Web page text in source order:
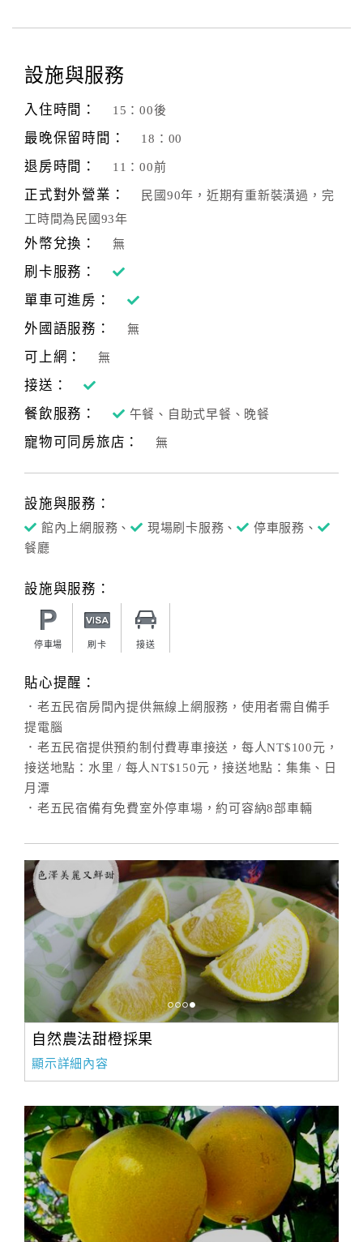
設施與服務
入住時間： 15：00後
最晚保留時間： 18：00
退房時間： 11：00前
正式對外營業：
民國90年，近期有重新裝潢過，完
工時間為民國93年
外幣兌換： 無
刷卡服務：
單車可進房：
外國語服務：
無
可上網： 無
接送：
餐飲服務：
午餐、自助式早餐、晚餐
寵物可同房旅店： 無
設施與服務：
館內上網服務、 現場刷卡服務、
停車服務、
餐廳
設施與服務：
停車場 刷卡 接送
貼心提醒：
．老五民宿房間內提供無線上網服務，使用者需自備手
提電腦
．老五民宿提供預約制付費專車接送，每人NT$100元，
接送地點：水里 / 每人NT$150元，接送地點：集集、日
月潭
．老五民宿備有免費室外停車場，約可容納8部車輛
自然農法甜橙採果
顯示詳細內容